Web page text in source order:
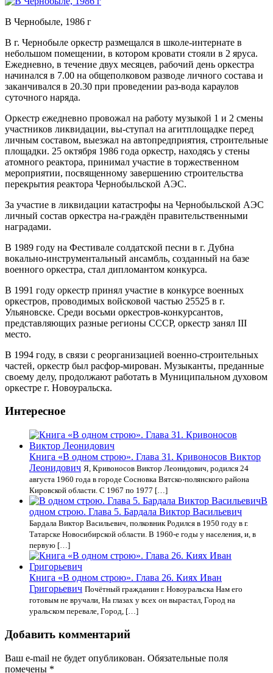
В Чернобыле, 1986 г
В г. Чернобыле оркестр размещался в школе-интернате в
небольшом помещении, в котором кровати стояли в 2 яруса.
Ежедневно, в течение двух месяцев, рабочий день оркестра
начинался в 7.00 на общеполковом разводе личного состава и
заканчивался в 20.30 при проведении раз-вода караулов
суточного наряда.
Оркестр ежедневно провожал на работу музыкой 1 и 2 смены
участников ликвидации, вы-ступал на агитплощадке перед
личным составом, выезжал на автопредприятия, строительные
площадки. 25 октября 1986 года оркестр, находясь у стены
атомного реактора, принимал участие в торжественном
мероприятии, посвященному завершению строительства
перекрытия реактора Чернобыльской АЭС.
За участие в ликвидации катастрофы на Чернобыльской АЭС
личный состав оркестра на-граждён правительственными
наградами.
В 1989 году на Фестивале солдатской песни в г. Дубна
вокально-инструментальный ансамбль, созданный на базе
военного оркестра, стал дипломантом конкурса.
В 1991 году оркестр принял участие в конкурсе военных
оркестров, проводимых войсковой частью 25525 в г.
Ульяновске. Среди восьми оркестров-конкурсантов,
представляющих разные регионы СССР, оркестр занял III
место.
В 1994 году, в связи с реорганизацией военно-строительных
частей, оркестр был расфор-мирован. Музыканты, преданные
своему делу, продолжают работать в Муниципальном духовом
оркестре г. Новоуральска.
Интересное
Книга «В одном строю». Глава 31. Кривоносов Виктор
Леонидович Я, Кривоносов Виктор Леонидович, родился 24
августа 1960 года в городе Сосновка Вятско-полянского района
Кировской области. С 1967 по 1977 […]
В
одном строю. Глава 5. Бардала Виктор Васильевич
Бардала Виктор Васильевич, полковник Родился в 1950 году в г.
Татарске Новосибирской области. В 1960-е годы у населения, и, в
первую […]
Книга «В одном строю». Глава 26. Киях Иван
Григорьевич Почётный гражданин г. Новоуральска Нам его
готовым не вручали, На глазах у всех он вырастал, Город на
уральском перевале, Город, […]
Добавить комментарий
Ваш e-mail не будет опубликован. Обязательные поля
помечены *